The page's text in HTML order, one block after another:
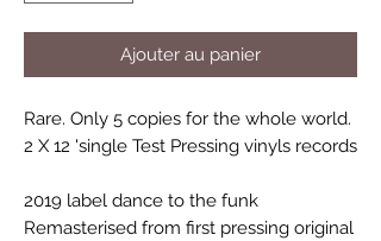
Ajouter au panier
Rare. Only 5 copies for the whole world.
2 X 12 'single Test Pressing vinyls records
2019 label dance to the funk
Remasterised from first pressing original